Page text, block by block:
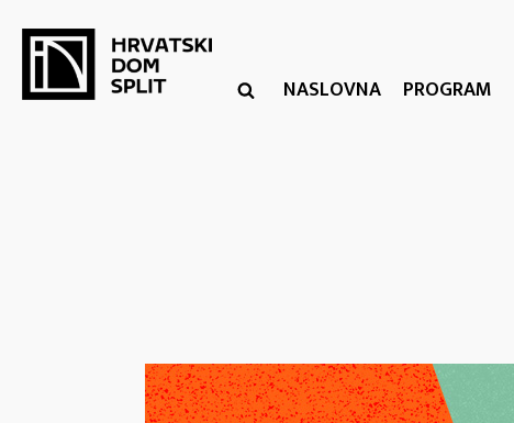
NASLOVNA
PROGRAM